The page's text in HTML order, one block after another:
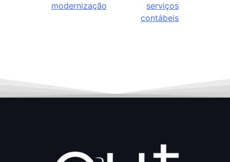
modernização
serviços
contábeis